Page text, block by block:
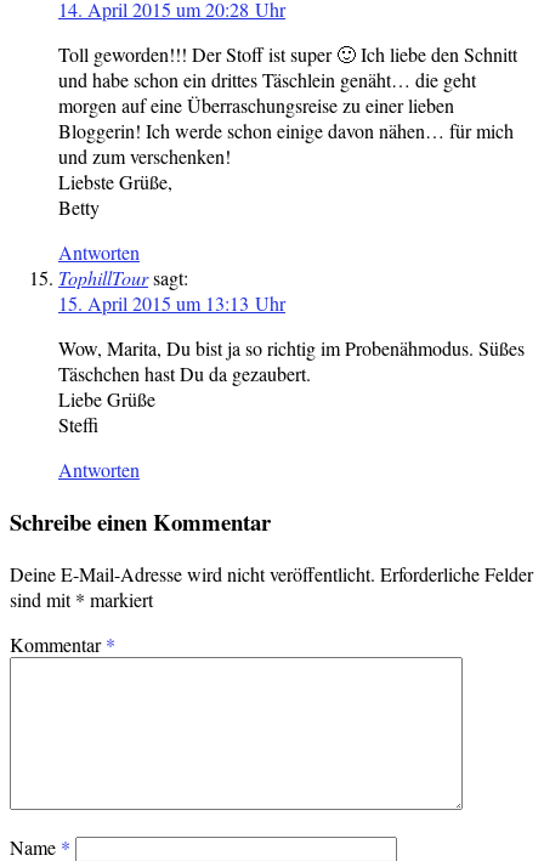
14. April 2015 um 20:28 Uhr
Toll geworden!!! Der Stoff ist super 🙂 Ich liebe den Schnitt
und habe schon ein drittes Täschlein genäht… die geht
morgen auf eine Überraschungsreise zu einer lieben
Bloggerin! Ich werde schon einige davon nähen… für mich
und zum verschenken!
Liebste Grüße,
Betty
Antworten
TophillToursagt:
15. April 2015 um 13:13 Uhr
Wow, Marita, Du bist ja so richtig im Probenähmodus. Süßes
Täschchen hast Du da gezaubert.
Liebe Grüße
Steffi
Antworten
Schreibe einen Kommentar
Deine E-Mail-Adresse wird nicht veröffentlicht. Erforderliche Felder
sind mit* markiert
Kommentar*
Name *